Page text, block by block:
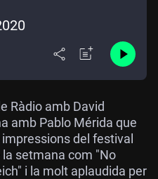
Ràdio amb David
amb Pablo Mérida que
del festival
setmana com "No
i la molt aplaudida per